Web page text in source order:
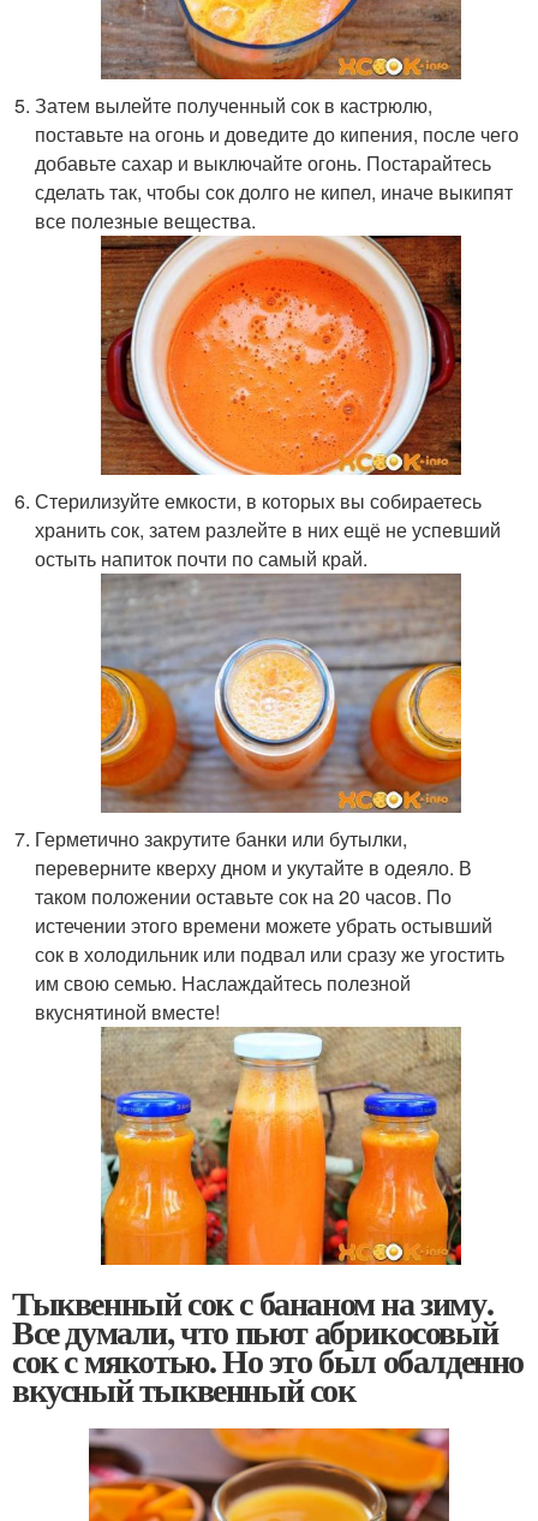
Затем вылейте полученный сок в кастрюлю,
поставьте на огонь и доведите до кипения, после чего
добавьте сахар и выключайте огонь. Постарайтесь
сделать так, чтобы сок долго не кипел, иначе выкипят
все полезные вещества.
Стерилизуйте емкости, в которых вы собираетесь
хранить сок, затем разлейте в них ещё не успевший
остыть напиток почти по самый край.
Герметично закрутите банки или бутылки,
переверните кверху дном и укутайте в одеяло. В
таком положении оставьте сок на 20 часов. По
истечении этого времени можете убрать остывший
сок в холодильник или подвал или сразу же угостить
им свою семью. Наслаждайтесь полезной
вкуснятиной вместе!
Тыквенный сок с бананом на зиму.
Все думали, что пьют абрикосовый
сок с мякотью. Но это был обалденно
вкусный тыквенный сок